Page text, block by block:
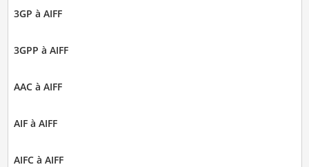
3GP à AIFF
3GPP à AIFF
AAC à AIFF
AIF à AIFF
AIFC à AIFF